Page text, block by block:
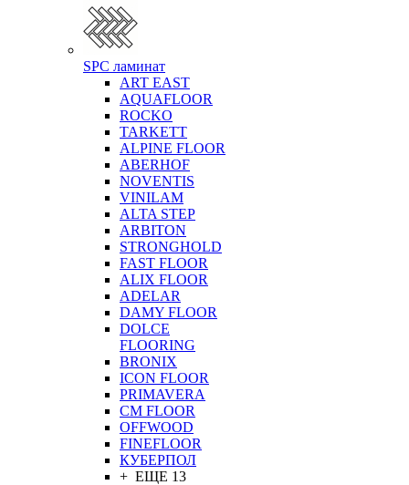
SPC ламинат
ART EAST
AQUAFLOOR
ROCKO
TARKETT
ALPINE FLOOR
ABERHOF
NOVENTIS
VINILAM
ALTA STEP
ARBITON
STRONGHOLD
FAST FLOOR
ALIX FLOOR
ADELAR
DAMY FLOOR
DOLCE
FLOORING
BRONIX
ICON FLOOR
PRIMAVERA
CM FLOOR
OFFWOOD
FINEFLOOR
КУБЕРПОЛ
+ ЕЩЕ 13